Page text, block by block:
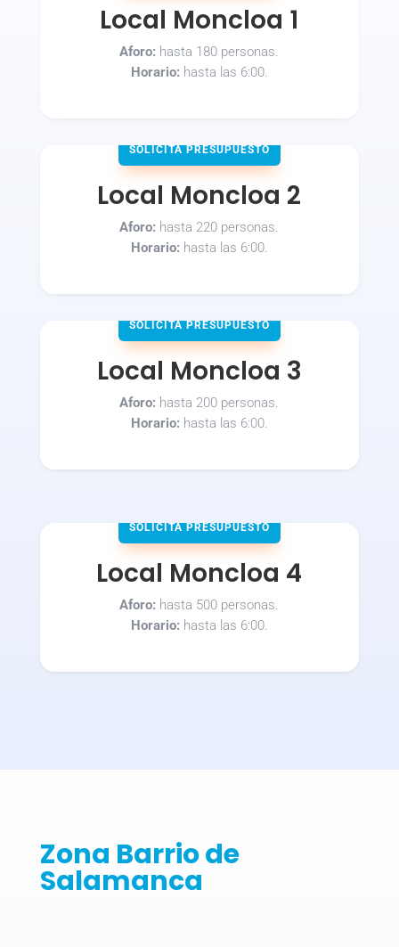
Local Moncloa 1
Aforo: hasta 180 personas.
Horario: hasta las 6:00.
SOLICITA PRESUPUESTO
Local Moncloa 2
Aforo: hasta 220 personas.
Horario: hasta las 6:00.
SOLICITA PRESUPUESTO
Local Moncloa 3
Aforo: hasta 200 personas.
Horario: hasta las 6:00.
SOLICITA PRESUPUESTO
Local Moncloa 4
Aforo: hasta 500 personas.
Horario: hasta las 6:00.
Zona Barrio de
Salamanca